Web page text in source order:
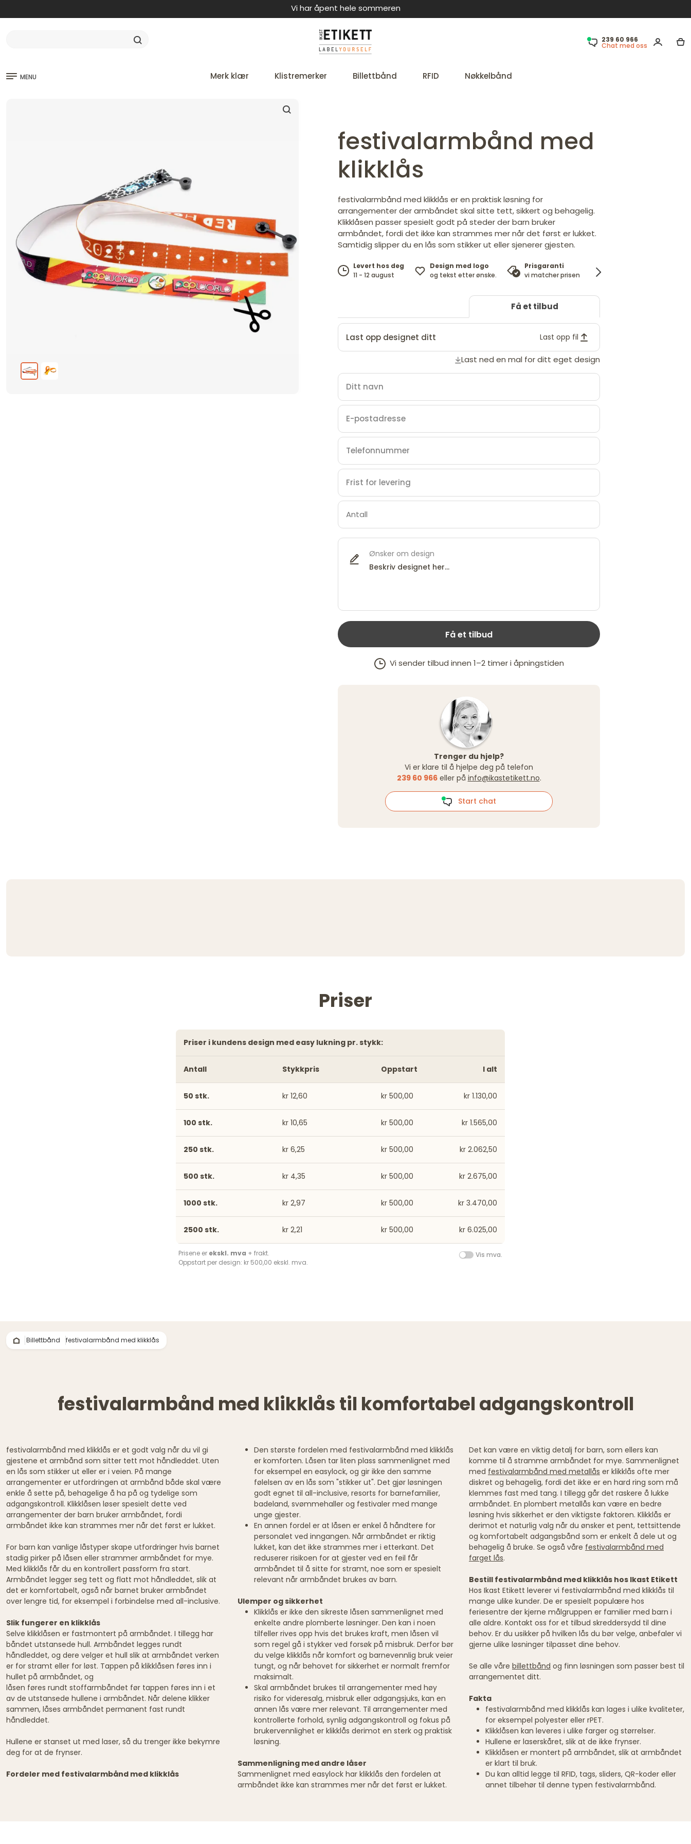
Vi har åpent hele sommeren
239 60 966
Chat med oss
MENU Merk klær Klistremerker Billettbånd RFID Nøkkelbånd
festivalarmbånd med
klikklås
festivalarmbånd med klikklås er en praktisk løsning for
arrangementer der armbåndet skal sitte tett, sikkert og behagelig.
Klikklåsen passer spesielt godt på steder der barn bruker
armbåndet, fordi det ikke kan strammes mer når det først er lukket.
Samtidig slipper du en lås som stikker ut eller sjenerer gjesten.
Levert hos deg
11 - 12 august
Design med logo
og tekst etter ønske.
Prisgaranti
vi matcher prisen
Få et tilbud
Last opp designet ditt Last opp fil
Last ned en mal for ditt eget design
Ønsker om design
Få et tilbud
Vi sender tilbud innen 1–2 timer i åpningstiden
Trenger du hjelp?
Vi er klare til å hjelpe deg på telefon
239 60 966 eller på info@ikastetikett.no.
Start chat
Priser
priser i kundens design med easy lukning pr. stykk:
Antall Stykkpris Oppstart I alt
50 stk. kr 12,60 kr 500,00 kr 1.130,00
100 stk. kr 10,65 kr 500,00 kr 1.565,00
250 stk. kr 6,25 kr 500,00 kr 2.062,50
500 stk. kr 4,35 kr 500,00 kr 2.675,00
1000 stk. kr 2,97 kr 500,00 kr 3.470,00
2500 stk. kr 2,21 kr 500,00 kr 6.025,00
Prisene er ekskl. mva + frakt.
Oppstart per design: kr 500,00 ekskl. mva.
Vis mva.
Billettbånd festivalarmbånd med klikklås
festivalarmbånd med klikklås til komfortabel adgangskontroll
festivalarmbånd med klikklås er et godt valg når du vil gi
gjestene et armbånd som sitter tett mot håndleddet. Uten
en lås som stikker ut eller er i veien. På mange
arrangementer er utfordringen at armbånd både skal være
enkle å sette på, behagelige å ha på og tydelige som
adgangskontroll. Klikklåsen løser spesielt dette ved
arrangementer der barn bruker armbåndet, fordi
armbåndet ikke kan strammes mer når det først er lukket.
For barn kan vanlige låstyper skape utfordringer hvis barnet
stadig pirker på låsen eller strammer armbåndet for mye.
Med klikklås får du en kontrollert passform fra start.
Armbåndet legger seg tett og flatt mot håndleddet, slik at
det er komfortabelt, også når barnet bruker armbåndet
over lengre tid, for eksempel i forbindelse med all-inclusive.
Slik fungerer en klikklås
Selve klikklåsen er fastmontert på armbåndet. I tillegg har
båndet utstansede hull. Armbåndet legges rundt
håndleddet, og dere velger et hull slik at armbåndet verken
er for stramt eller for løst. Tappen på klikklåsen føres inn i
hullet på armbåndet, og
låsen føres rundt stoffarmbåndet før tappen føres inn i et
av de utstansede hullene i armbåndet. Når delene klikker
sammen, låses armbåndet permanent fast rundt
håndleddet.
Hullene er stanset ut med laser, så du trenger ikke bekymre
deg for at de frynser.
Fordeler med festivalarmbånd med klikklås
Den største fordelen med festivalarmbånd med klikklås
er komforten. Låsen tar liten plass sammenlignet med
for eksempel en easylock, og gir ikke den samme
følelsen av en lås som "stikker ut". Det gjør løsningen
godt egnet til all-inclusive, resorts for barnefamilier,
badeland, svømmehaller og festivaler med mange
unge gjester.
En annen fordel er at låsen er enkel å håndtere for
personalet ved inngangen. Når armbåndet er riktig
lukket, kan det ikke strammes mer i etterkant. Det
reduserer risikoen for at gjester ved en feil får
armbåndet til å sitte for stramt, noe som er spesielt
relevant når armbåndet brukes av barn.
Ulemper og sikkerhet
Klikklås er ikke den sikreste låsen sammenlignet med
enkelte andre plomberte løsninger. Den kan i noen
tilfeller rives opp hvis det brukes kraft, men låsen vil
som regel gå i stykker ved forsøk på misbruk. Derfor bør
du velge klikklås når komfort og barnevennlig bruk veier
tungt, og når behovet for sikkerhet er normalt fremfor
maksimalt.
Skal armbåndet brukes til arrangementer med høy
risiko for videresalg, misbruk eller adgangsjuks, kan en
annen lås være mer relevant. Til arrangementer med
kontrollerte forhold, synlig adgangskontroll og fokus på
brukervennlighet er klikklås derimot en sterk og praktisk
løsning.
Sammenligning med andre låser
Sammenlignet med easylock har klikklås den fordelen at
armbåndet ikke kan strammes mer når det først er lukket.
Det kan være en viktig detalj for barn, som ellers kan
komme til å stramme armbåndet for mye. Sammenlignet
med festivalarmbånd med metallås er klikklås ofte mer
diskret og behagelig, fordi det ikke er en hard ring som må
klemmes fast med tang. I tillegg går det raskere å lukke
armbåndet. En plombert metallås kan være en bedre
løsning hvis sikkerhet er den viktigste faktoren. Klikklås er
derimot et naturlig valg når du ønsker et pent, tettsittende
og komfortabelt adgangsbånd som er enkelt å dele ut og
behagelig å bruke. Se også våre festivalarmbånd med
farget lås.
Bestill festivalarmbånd med klikklås hos Ikast Etikett
Hos Ikast Etikett leverer vi festivalarmbånd med klikklås til
mange ulike kunder. De er spesielt populære hos
feriesentre der kjerne målgruppen er familier med barn i
alle aldre. Kontakt oss for et tilbud skreddersydd til dine
behov. Er du usikker på hvilken lås du bør velge, anbefaler vi
gjerne ulike løsninger tilpasset dine behov.
Se alle våre billettbånd og finn løsningen som passer best til
arrangementet ditt.
Fakta
festivalarmbånd med klikklås kan lages i ulike kvaliteter,
for eksempel polyester eller rPET.
Klikklåsen kan leveres i ulike farger og størrelser.
Hullene er laserskåret, slik at de ikke frynser.
Klikklåsen er montert på armbåndet, slik at armbåndet
er klart til bruk.
Du kan alltid legge til RFID, tags, sliders, QR-koder eller
annet tilbehør til denne typen festivalarmbånd.